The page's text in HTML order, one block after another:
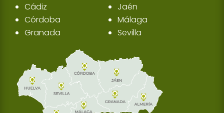
Cádiz
Córdoba
Granada
Jaén
Málaga
Sevilla